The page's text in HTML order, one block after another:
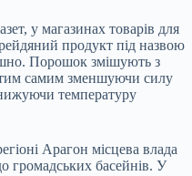
у магазинах товарів для
продукт під назвою
Порошок змішують з
тим самим зменшуючи силу
температуру
Арагон місцева влада
громадських басейнів. У